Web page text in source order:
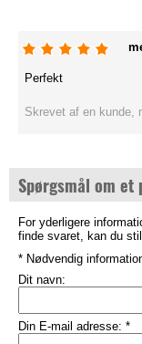
Perfekt
Skrevet af en kunde,
Spørgsmål om et
For yderligere
finde svaret, kan du
* Nødvendig
Dit navn:
Din E-mail adresse: *